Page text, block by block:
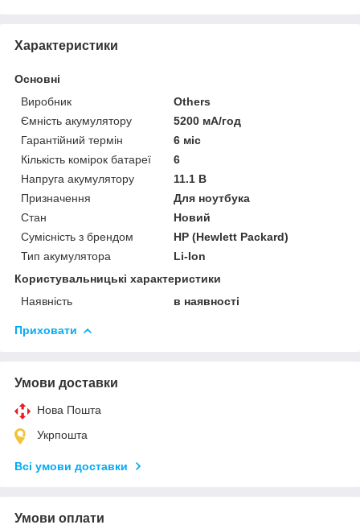
Характеристики
Основні
Виробник
Others
Ємність акумулятору
5200 мА/год
Гарантійний термін
6 міс
Кількість комірок батареї
6
Напруга акумулятору
11.1 В
Призначення
Для ноутбука
Стан
Новий
Сумісність з брендом
HP (Hewlett Packard)
Тип акумулятора
Li-Ion
Користувальницькі характеристики
Наявність
в наявності
Приховати
Умови доставки
Нова Пошта
Укрпошта
Всі умови доставки
Умови оплати